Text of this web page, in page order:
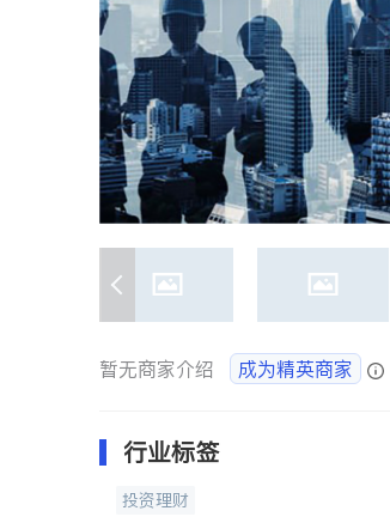
暂无商家介绍 成为精英商家
行业标签
投资理财